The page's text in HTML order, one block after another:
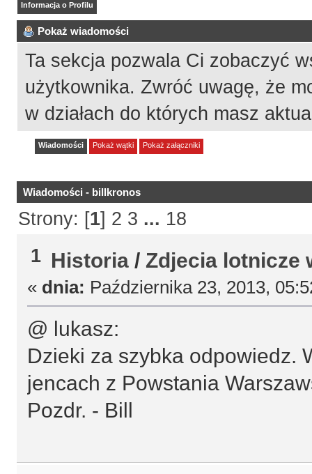
Informacja o Profilu
Pokaż wiadomości
Ta sekcja pozwala Ci zobaczyć
użytkownika. Zwróć uwagę, że
w działach do których masz
Wiadomości Pokaż wątki Pokaż załączniki
Wiadomości - billkronos
Strony: [1] 2 3 ... 18
1 Historia / Zdjecia lotnicze
« dnia: Października 23, 2013,
@ lukasz:
Dzieki za szybka odpowiedz.
jencach z Powstania
Pozdr. - Bill